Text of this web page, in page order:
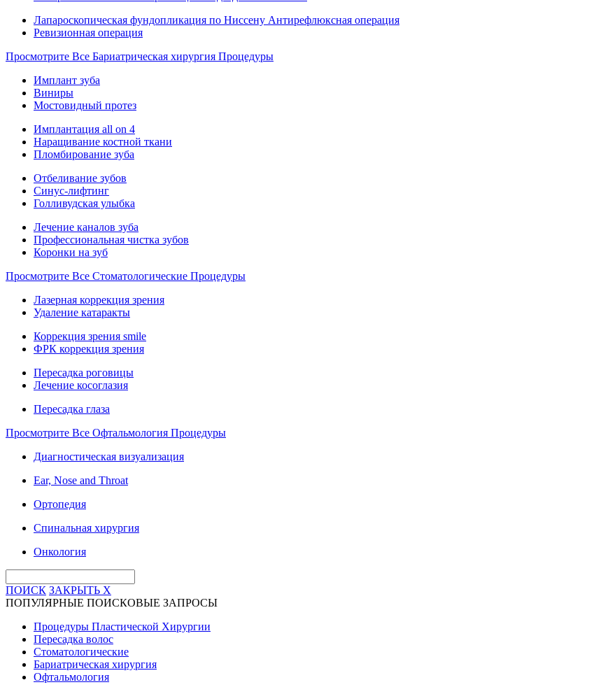
Лапароскопическая фундопликация по Ниссену Антирефлюксная операция
Ревизионная операция
Просмотрите Все Бариатрическая хирургия Процедуры
Имплант зуба
Виниры
Мостовидный протез
Имплантация all on 4
Наращивание костной ткани
Пломбирование зуба
Отбеливание зубов
Синус-лифтинг
Голливудская улыбка
Лечение каналов зуба
Профессиональная чистка зубов
Коронки на зуб
Просмотрите Все Стоматологические Процедуры
Лазерная коррекция зрения
Удаление катаракты
Коррекция зрения smile
ФРК коррекция зрения
Пересадка роговицы
Лечение косоглазия
Пересадка глаза
Просмотрите Все Офтальмология Процедуры
Диагностическая визуализация
Ear, Nose and Throat
Ортопедия
Спинальная хирургия
Онкология
ПОИСК ЗАКРЫТЬ X
ПОПУЛЯРНЫЕ ПОИСКОВЫЕ ЗАПРОСЫ
Процедуры Пластической Хирургии
Пересадка волос
Стоматологические
Бариатрическая хирургия
Офтальмология